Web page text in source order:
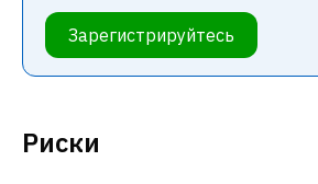
Риски
Зарегистрируйтесь